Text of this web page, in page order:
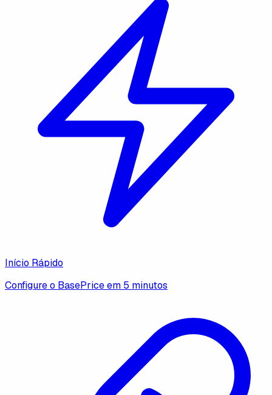
Início Rápido
Configure o BasePrice em 5 minutos